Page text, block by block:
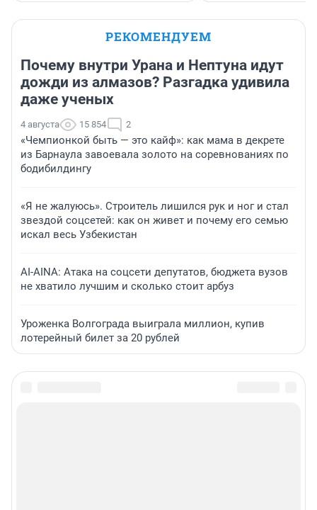
РЕКОМЕНДУЕМ
Почему внутри Урана и Нептуна идут
дожди из алмазов? Разгадка удивила
даже ученых
4 августа 15 854 2
«Чемпионкой быть — это кайф»: как мама в декрете
из Барнаула завоевала золото на соревнованиях по
бодибилдингу
«Я не жалуюсь». Строитель лишился рук и ног и стал
звездой соцсетей: как он живет и почему его семью
искал весь Узбекистан
AI-AINA: Атака на соцсети депутатов, бюджета вузов
не хватило лучшим и сколько стоит арбуз
Уроженка Волгограда выиграла миллион, купив
лотерейный билет за 20 рублей